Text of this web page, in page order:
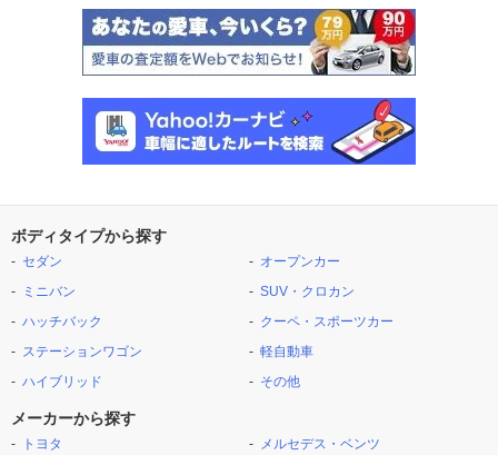
ボディタイプから探す
セダン
ミニバン
ハッチバック
ステーションワゴン
ハイブリッド
オープンカー
SUV・クロカン
クーペ・スポーツカー
軽自動車
その他
メーカーから探す
トヨタ
メルセデス・ベンツ